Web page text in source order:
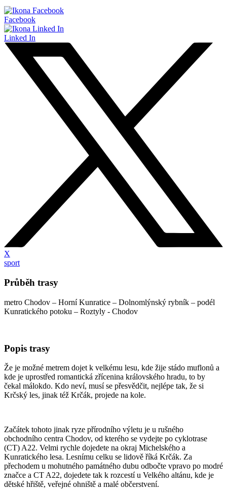
Facebook
Linked In
X
sport
Průběh trasy
metro Chodov – Horní Kunratice – Dolnomlýnský rybník – podél
Kunratického potoku – Roztyly - Chodov
Popis trasy
Že je možné metrem dojet k velkému lesu, kde žije stádo muflonů a
kde je uprostřed romantická zřícenina královského hradu, to by
čekal málokdo. Kdo neví, musí se přesvědčit, nejlépe tak, že si
Krčský les, jinak též Krčák, projede na kole.
Začátek tohoto jinak ryze přírodního výletu je u rušného
obchodního centra Chodov, od kterého se vydejte po cyklotrase
(CT) A22. Velmi rychle dojedete na okraj Michelského a
Kunratického lesa. Lesnímu celku se lidově říká Krčák. Za
přechodem u mohutného památného dubu odbočte vpravo po modré
značce a CT A22, dojedete tak k rozcestí u Velkého altánu, kde je
dětské hřiště, veřejné ohniště a malé občerstvení.